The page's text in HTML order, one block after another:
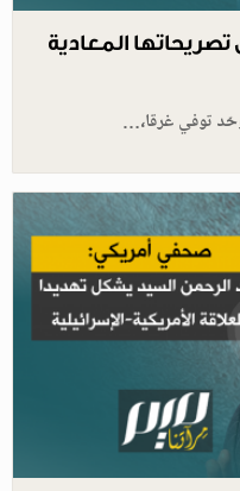
المعادية
توفي غرقا،…